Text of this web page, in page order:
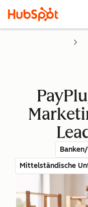
Mittelständische